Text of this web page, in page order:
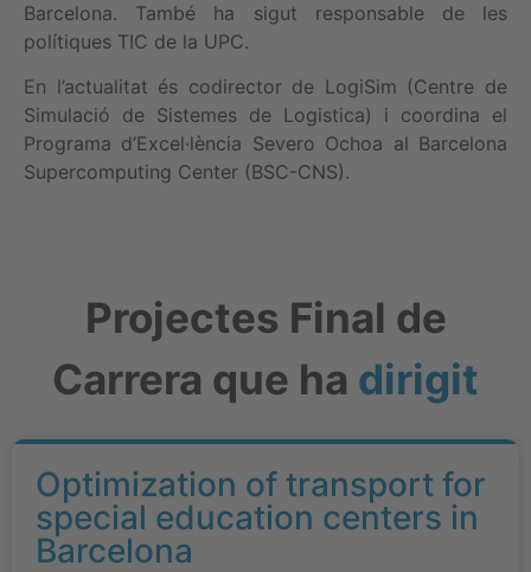
Barcelona. També ha sigut responsable de les
polítiques TIC de la UPC.
En l’actualitat és codirector de LogiSim (Centre de
Simulació de Sistemes de Logistica) i coordina el
Programa d’Excel·lència Severo Ochoa al Barcelona
Supercomputing Center (BSC-CNS).
Projectes Final de
Carrera que ha dirigit
Optimization of transport for
special education centers in
Barcelona